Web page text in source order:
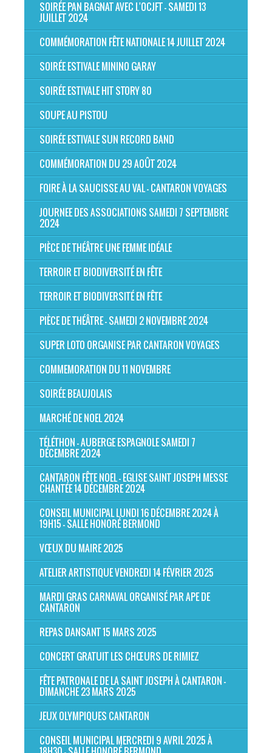
SOIRÉE PAN BAGNAT AVEC L'OCJFT - SAMEDI 13
JUILLET 2024
COMMÉMORATION FÊTE NATIONALE 14 JUILLET 2024
SOIRÉE ESTIVALE MININO GARAY
SOIRÉE ESTIVALE HIT STORY 80
SOUPE AU PISTOU
SOIRÉE ESTIVALE SUN RECORD BAND
COMMÉMORATION DU 29 AOÛT 2024
FOIRE À LA SAUCISSE AU VAL - CANTARON VOYAGES
JOURNEE DES ASSOCIATIONS SAMEDI 7 SEPTEMBRE
2024
PIÈCE DE THÉÂTRE UNE FEMME IDÉALE
TERROIR ET BIODIVERSITÉ EN FÊTE
TERROIR ET BIODIVERSITÉ EN FÊTE
PIÈCE DE THÉÂTRE - SAMEDI 2 NOVEMBRE 2024
SUPER LOTO ORGANISE PAR CANTARON VOYAGES
COMMEMORATION DU 11 NOVEMBRE
SOIRÉE BEAUJOLAIS
MARCHÉ DE NOEL 2024
TÉLÉTHON - AUBERGE ESPAGNOLE SAMEDI 7
DÉCEMBRE 2024
CANTARON FÊTE NOEL - EGLISE SAINT JOSEPH MESSE
CHANTÉE 14 DÉCEMBRE 2024
CONSEIL MUNICIPAL LUNDI 16 DÉCEMBRE 2024 À
19H15 - SALLE HONORÉ BERMOND
VŒUX DU MAIRE 2025
ATELIER ARTISTIQUE VENDREDI 14 FÉVRIER 2025
MARDI GRAS CARNAVAL ORGANISÉ PAR APE DE
CANTARON
REPAS DANSANT 15 MARS 2025
CONCERT GRATUIT LES CHŒURS DE RIMIEZ
FÊTE PATRONALE DE LA SAINT JOSEPH À CANTARON -
DIMANCHE 23 MARS 2025
JEUX OLYMPIQUES CANTARON
CONSEIL MUNICIPAL MERCREDI 9 AVRIL 2025 À